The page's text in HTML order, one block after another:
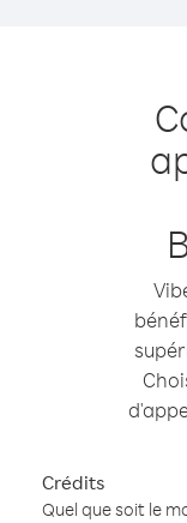
Crédits
Quel que soit le